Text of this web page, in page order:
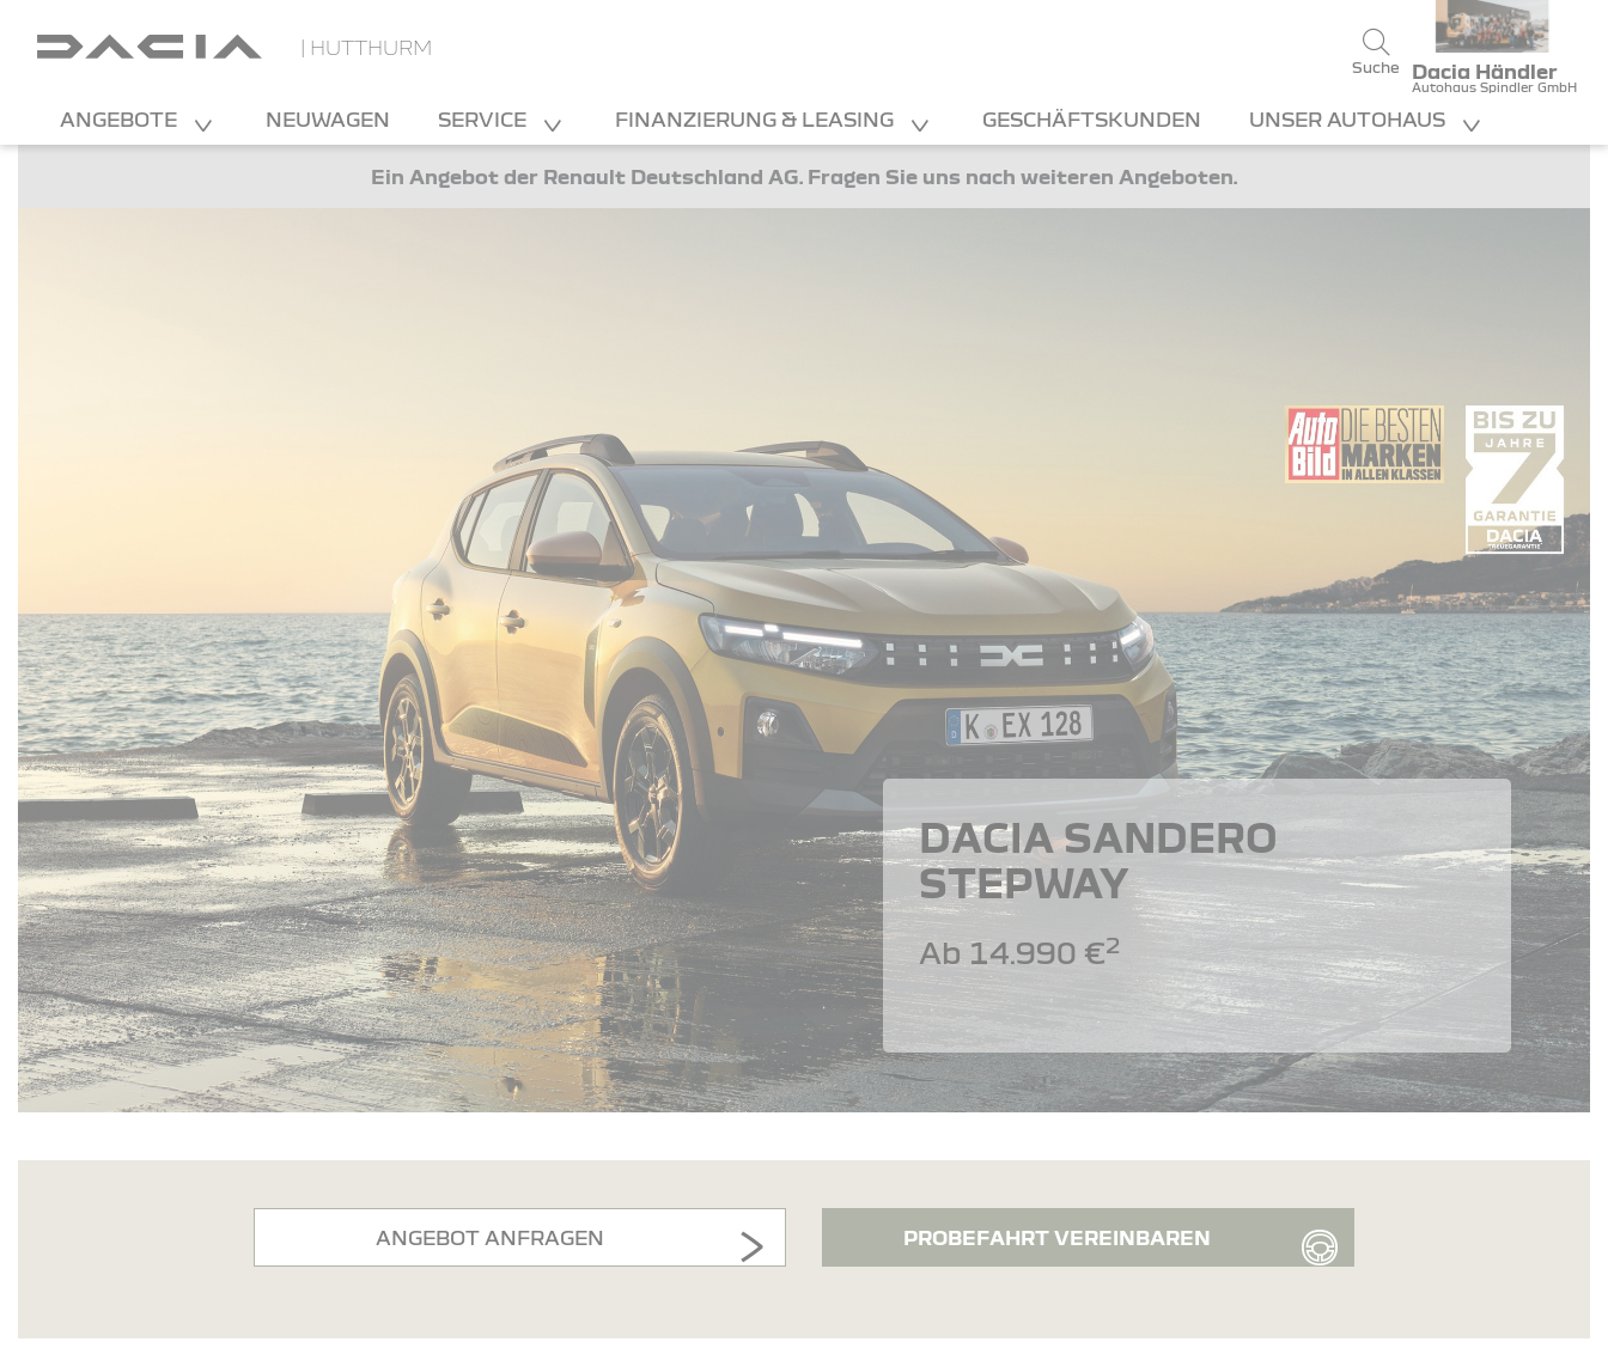
| HUTTHURM
Suche Dacia Händler
Autohaus Spindler GmbH
ANGEBOTE NEUWAGEN SERVICE FINANZIERUNG & LEASING GESCHÄFTSKUNDEN UNSER AUTOHAUS
Ein Angebot der Renault Deutschland AG. Fragen Sie uns nach weiteren Angeboten.
DACIA SANDERO
STEPWAY
Ab 14.990 €2
ANGEBOT ANFRAGEN PROBEFAHRT VEREINBAREN